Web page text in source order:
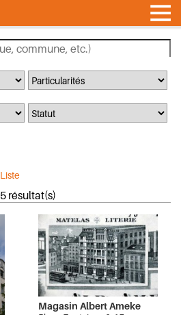
Liste
5 résultat(s)
Magasin Albert Ameke